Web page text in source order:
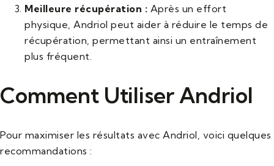
Meilleure récupération : Après un effort
physique, Andriol peut aider à réduire le temps de
récupération, permettant ainsi un entraînement
plus fréquent.
Comment Utiliser Andriol
Pour maximiser les résultats avec Andriol, voici quelques
recommandations :